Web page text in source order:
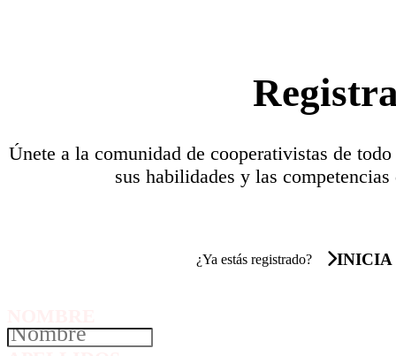
Únete a la comunidad de cooperativistas de
sus habilidades y las
¿Ya estás registrado? INICIA